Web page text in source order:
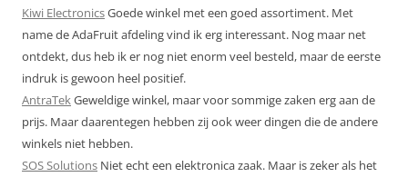
Kiwi ElectronicsGoede winkel met een goed assortiment. Met
name de AdaFruit afdeling vind ik erg interessant. Nog maar net
ontdekt, dus heb ik er nog niet enorm veel besteld, maar de eerste
indruk is gewoon heel positief.
AntraTekGeweldige winkel, maar voor sommige zaken erg aan de
prijs. Maar daarentegen hebben zij ook weer dingen die de andere
winkels niet hebben.
SOS Solutions Niet echt een elektronica zaak. Maar is zeker als het